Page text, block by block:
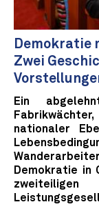
Demokratie
Zwei
Ein
nationaler
Demokratie in